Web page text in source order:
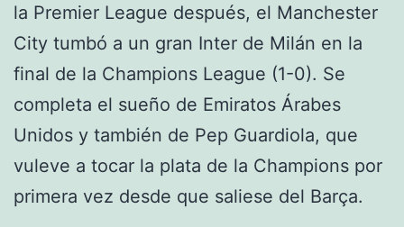
la Premier League después, el Manchester
City tumbó a un gran Inter de Milán en la
final de la Champions League (1-0). Se
completa el sueño de Emiratos Árabes
Unidos y también de Pep Guardiola, que
vuleve a tocar la plata de la Champions por
primera vez desde que saliese del Barça.